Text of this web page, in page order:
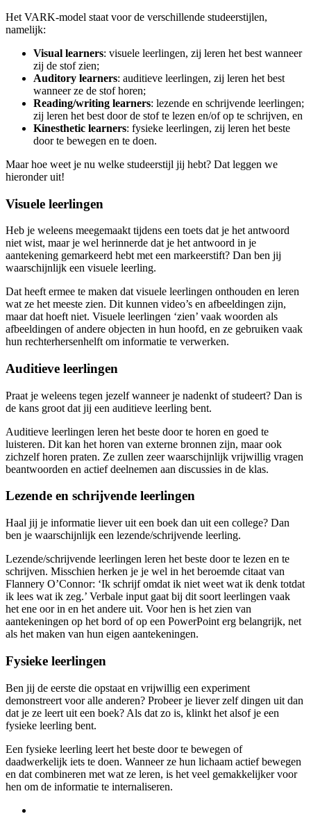
Het VARK-model staat voor de verschillende studeerstijlen,
namelijk:
Visual learners: visuele leerlingen, zij leren het best wanneer
zij de stof zien;
Auditory learners: auditieve leerlingen, zij leren het best
wanneer ze de stof horen;
Reading/writing learners: lezende en schrijvende leerlingen;
zij leren het best door de stof te lezen en/of op te schrijven, en
Kinesthetic learners: fysieke leerlingen, zij leren het beste
door te bewegen en te doen.
Maar hoe weet je nu welke studeerstijl jij hebt? Dat leggen we
hieronder uit!
Visuele leerlingen
Heb je weleens meegemaakt tijdens een toets dat je het antwoord
niet wist, maar je wel herinnerde dat je het antwoord in je
aantekening gemarkeerd hebt met een markeerstift? Dan ben jij
waarschijnlijk een visuele leerling.
Dat heeft ermee te maken dat visuele leerlingen onthouden en leren
wat ze het meeste zien. Dit kunnen video’s en afbeeldingen zijn,
maar dat hoeft niet. Visuele leerlingen ‘zien’ vaak woorden als
afbeeldingen of andere objecten in hun hoofd, en ze gebruiken vaak
hun rechterhersenhelft om informatie te verwerken.
Auditieve leerlingen
Praat je weleens tegen jezelf wanneer je nadenkt of studeert? Dan is
de kans groot dat jij een auditieve leerling bent.
Auditieve leerlingen leren het beste door te horen en goed te
luisteren. Dit kan het horen van externe bronnen zijn, maar ook
zichzelf horen praten. Ze zullen zeer waarschijnlijk vrijwillig vragen
beantwoorden en actief deelnemen aan discussies in de klas.
Lezende en schrijvende leerlingen
Haal jij je informatie liever uit een boek dan uit een college? Dan
ben je waarschijnlijk een lezende/schrijvende leerling.
Lezende/schrijvende leerlingen leren het beste door te lezen en te
schrijven. Misschien herken je je wel in het beroemde citaat van
Flannery O’Connor: ‘Ik schrijf omdat ik niet weet wat ik denk totdat
ik lees wat ik zeg.’ Verbale input gaat bij dit soort leerlingen vaak
het ene oor in en het andere uit. Voor hen is het zien van
aantekeningen op het bord of op een PowerPoint erg belangrijk, net
als het maken van hun eigen aantekeningen.
Fysieke leerlingen
Ben jij de eerste die opstaat en vrijwillig een experiment
demonstreert voor alle anderen? Probeer je liever zelf dingen uit dan
dat je ze leert uit een boek? Als dat zo is, klinkt het alsof je een
fysieke leerling bent.
Een fysieke leerling leert het beste door te bewegen of
daadwerkelijk iets te doen. Wanneer ze hun lichaam actief bewegen
en dat combineren met wat ze leren, is het veel gemakkelijker voor
hen om de informatie te internaliseren.